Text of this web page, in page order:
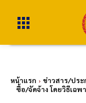
หน้าแรก ข่าวสาร/ประ
ซื้อ/จัดจ้าง โดยวิธีเฉพ